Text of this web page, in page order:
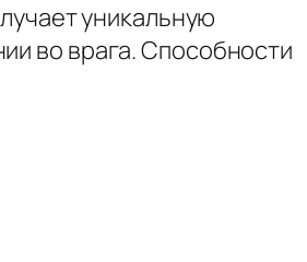
уникальную
во врага. Способности